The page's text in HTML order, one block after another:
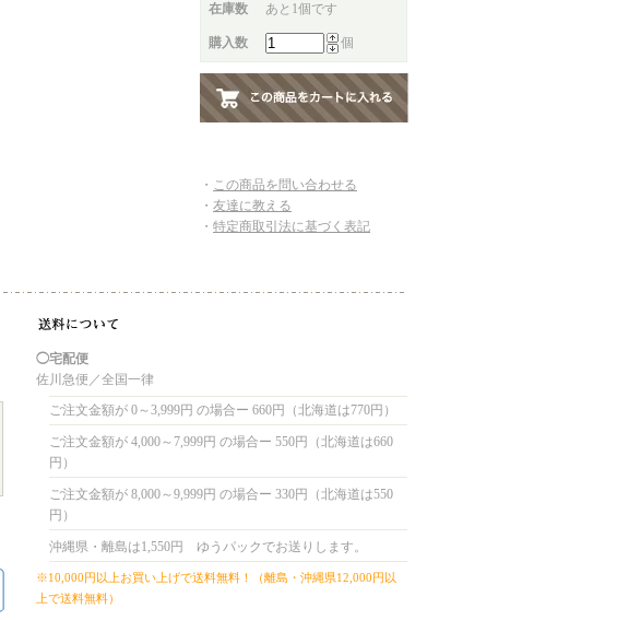
在庫数 あと1個です
購入数 個
・ この商品を問い合わせる
・ 友達に教える
・ 特定商取引法に基づく表記
◯宅配便
佐川急便／全国一律
ご注文金額が 0～3,999円 の場合ー 660円（北海道は770円）
ご注文金額が 4,000～7,999円 の場合ー 550円（北海道は660
円）
ご注文金額が 8,000～9,999円 の場合ー 330円（北海道は550
円）
沖縄県・離島は1,550円 ゆうパックでお送りします。
※10,000円以上お買い上げで送料無料！（離島・沖縄県12,000円以
上で送料無料）